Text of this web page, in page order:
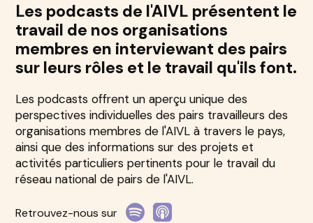
Les podcasts de l'AIVL présentent le
travail de nos organisations
membres en interviewant des pairs
sur leurs rôles et le travail qu'ils font.
Les podcasts offrent un aperçu unique des
perspectives individuelles des pairs travailleurs des
organisations membres de l'AIVL à travers le pays,
ainsi que des informations sur des projets et
activités particuliers pertinents pour le travail du
réseau national de pairs de l'AIVL.
Retrouvez-nous sur